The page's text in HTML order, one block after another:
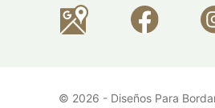
© 2026 - Diseños Para